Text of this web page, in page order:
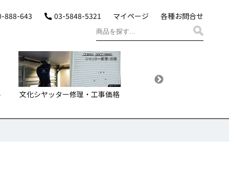
888-643 03-5848-5321 マイページ 各種お問合せ
文化シヤッター修理・工事価格